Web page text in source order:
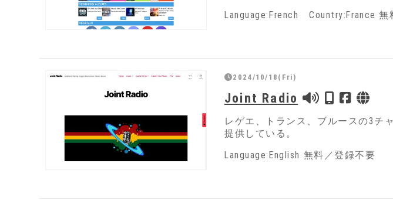
Language:French Country:France
2024/10/18(Fri)
Joint Radio
レゲエ、トランス、ブルースの3チ
提供している。
Language:English 無料／登録不要